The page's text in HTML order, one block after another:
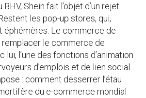
Shein fait l’objet d’un rejet
les pop-up stores, qui,
éphémères. Le commerce de
remplacer le commerce de
lui, l’une des fonctions d’animation
d’emplois et de lien social.
: comment desserrer l’étau
du e-commerce mondial